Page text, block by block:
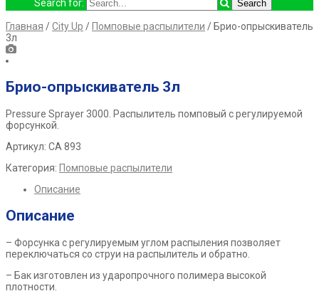
Search for:
Главная /City Up / Помповые распылители / Брио-опрыскиватель
3л
Брио-опрыскиватель 3л
Pressure Sprayer 3000. Распылитель помповый с регулируемой
форсункой.
Артикул: СА 893
Категория: Помповые распылители
Описание
Описание
– Форсунка с регулируемым углом распыления позволяет
переключаться со струи на распылитель и обратно.
– Бак изготовлен из ударопрочного полимера высокой
плотности.